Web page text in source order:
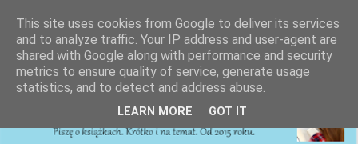
This site uses cookies from Google to deliver its services
and to analyze traffic. Your IP address and user-agent are
shared with Google along with performance and security
metrics to ensure quality of service, generate usage
statistics, and to detect and address abuse.
LEARN MORE GOT IT